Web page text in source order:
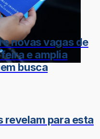
novas vagas de
e amplia
busca
revelam para esta